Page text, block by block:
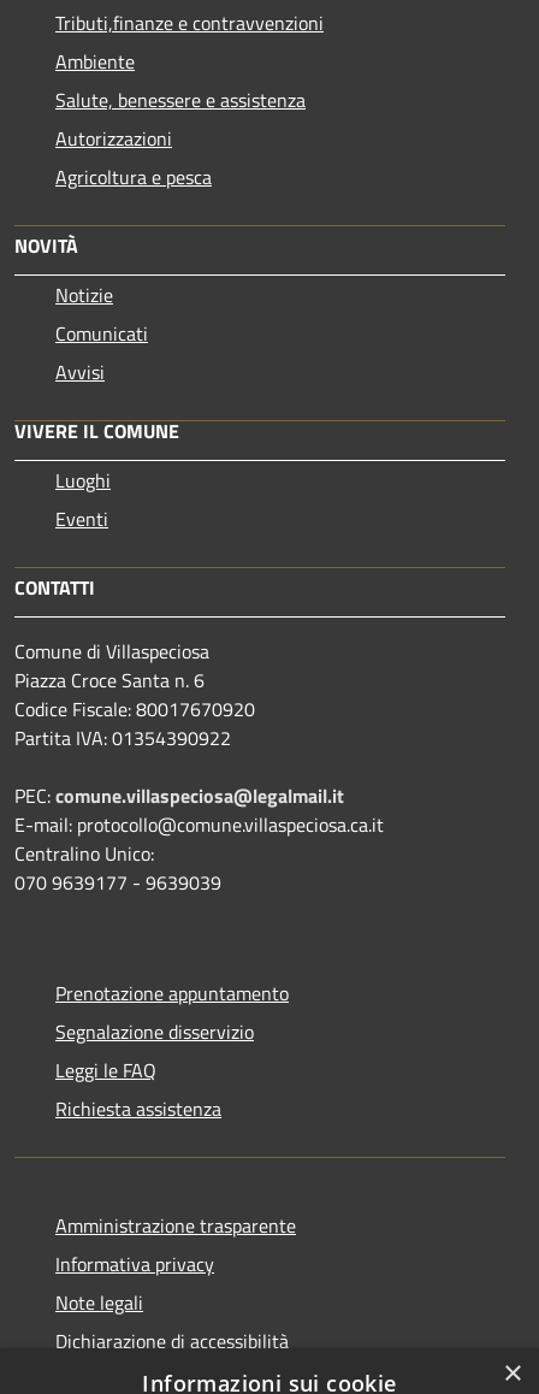
Tributi,finanze e contravvenzioni
Ambiente
Salute, benessere e assistenza
Autorizzazioni
Agricoltura e pesca
NOVITÀ
Notizie
Comunicati
Avvisi
VIVERE IL COMUNE
Luoghi
Eventi
CONTATTI
Comune di Villaspeciosa
Piazza Croce Santa n. 6
Codice Fiscale: 80017670920
Partita IVA: 01354390922
PEC:comune.villaspeciosa@legalmail.it
E-mail: protocollo@comune.villaspeciosa.ca.it
Centralino Unico:
070 9639177 - 9639039
Prenotazione appuntamento
Segnalazione disservizio
Leggi le FAQ
Richiesta assistenza
Amministrazione trasparente
Informativa privacy
Note legali
Dichiarazione di accessibilità
×
Informazioni sui cookie